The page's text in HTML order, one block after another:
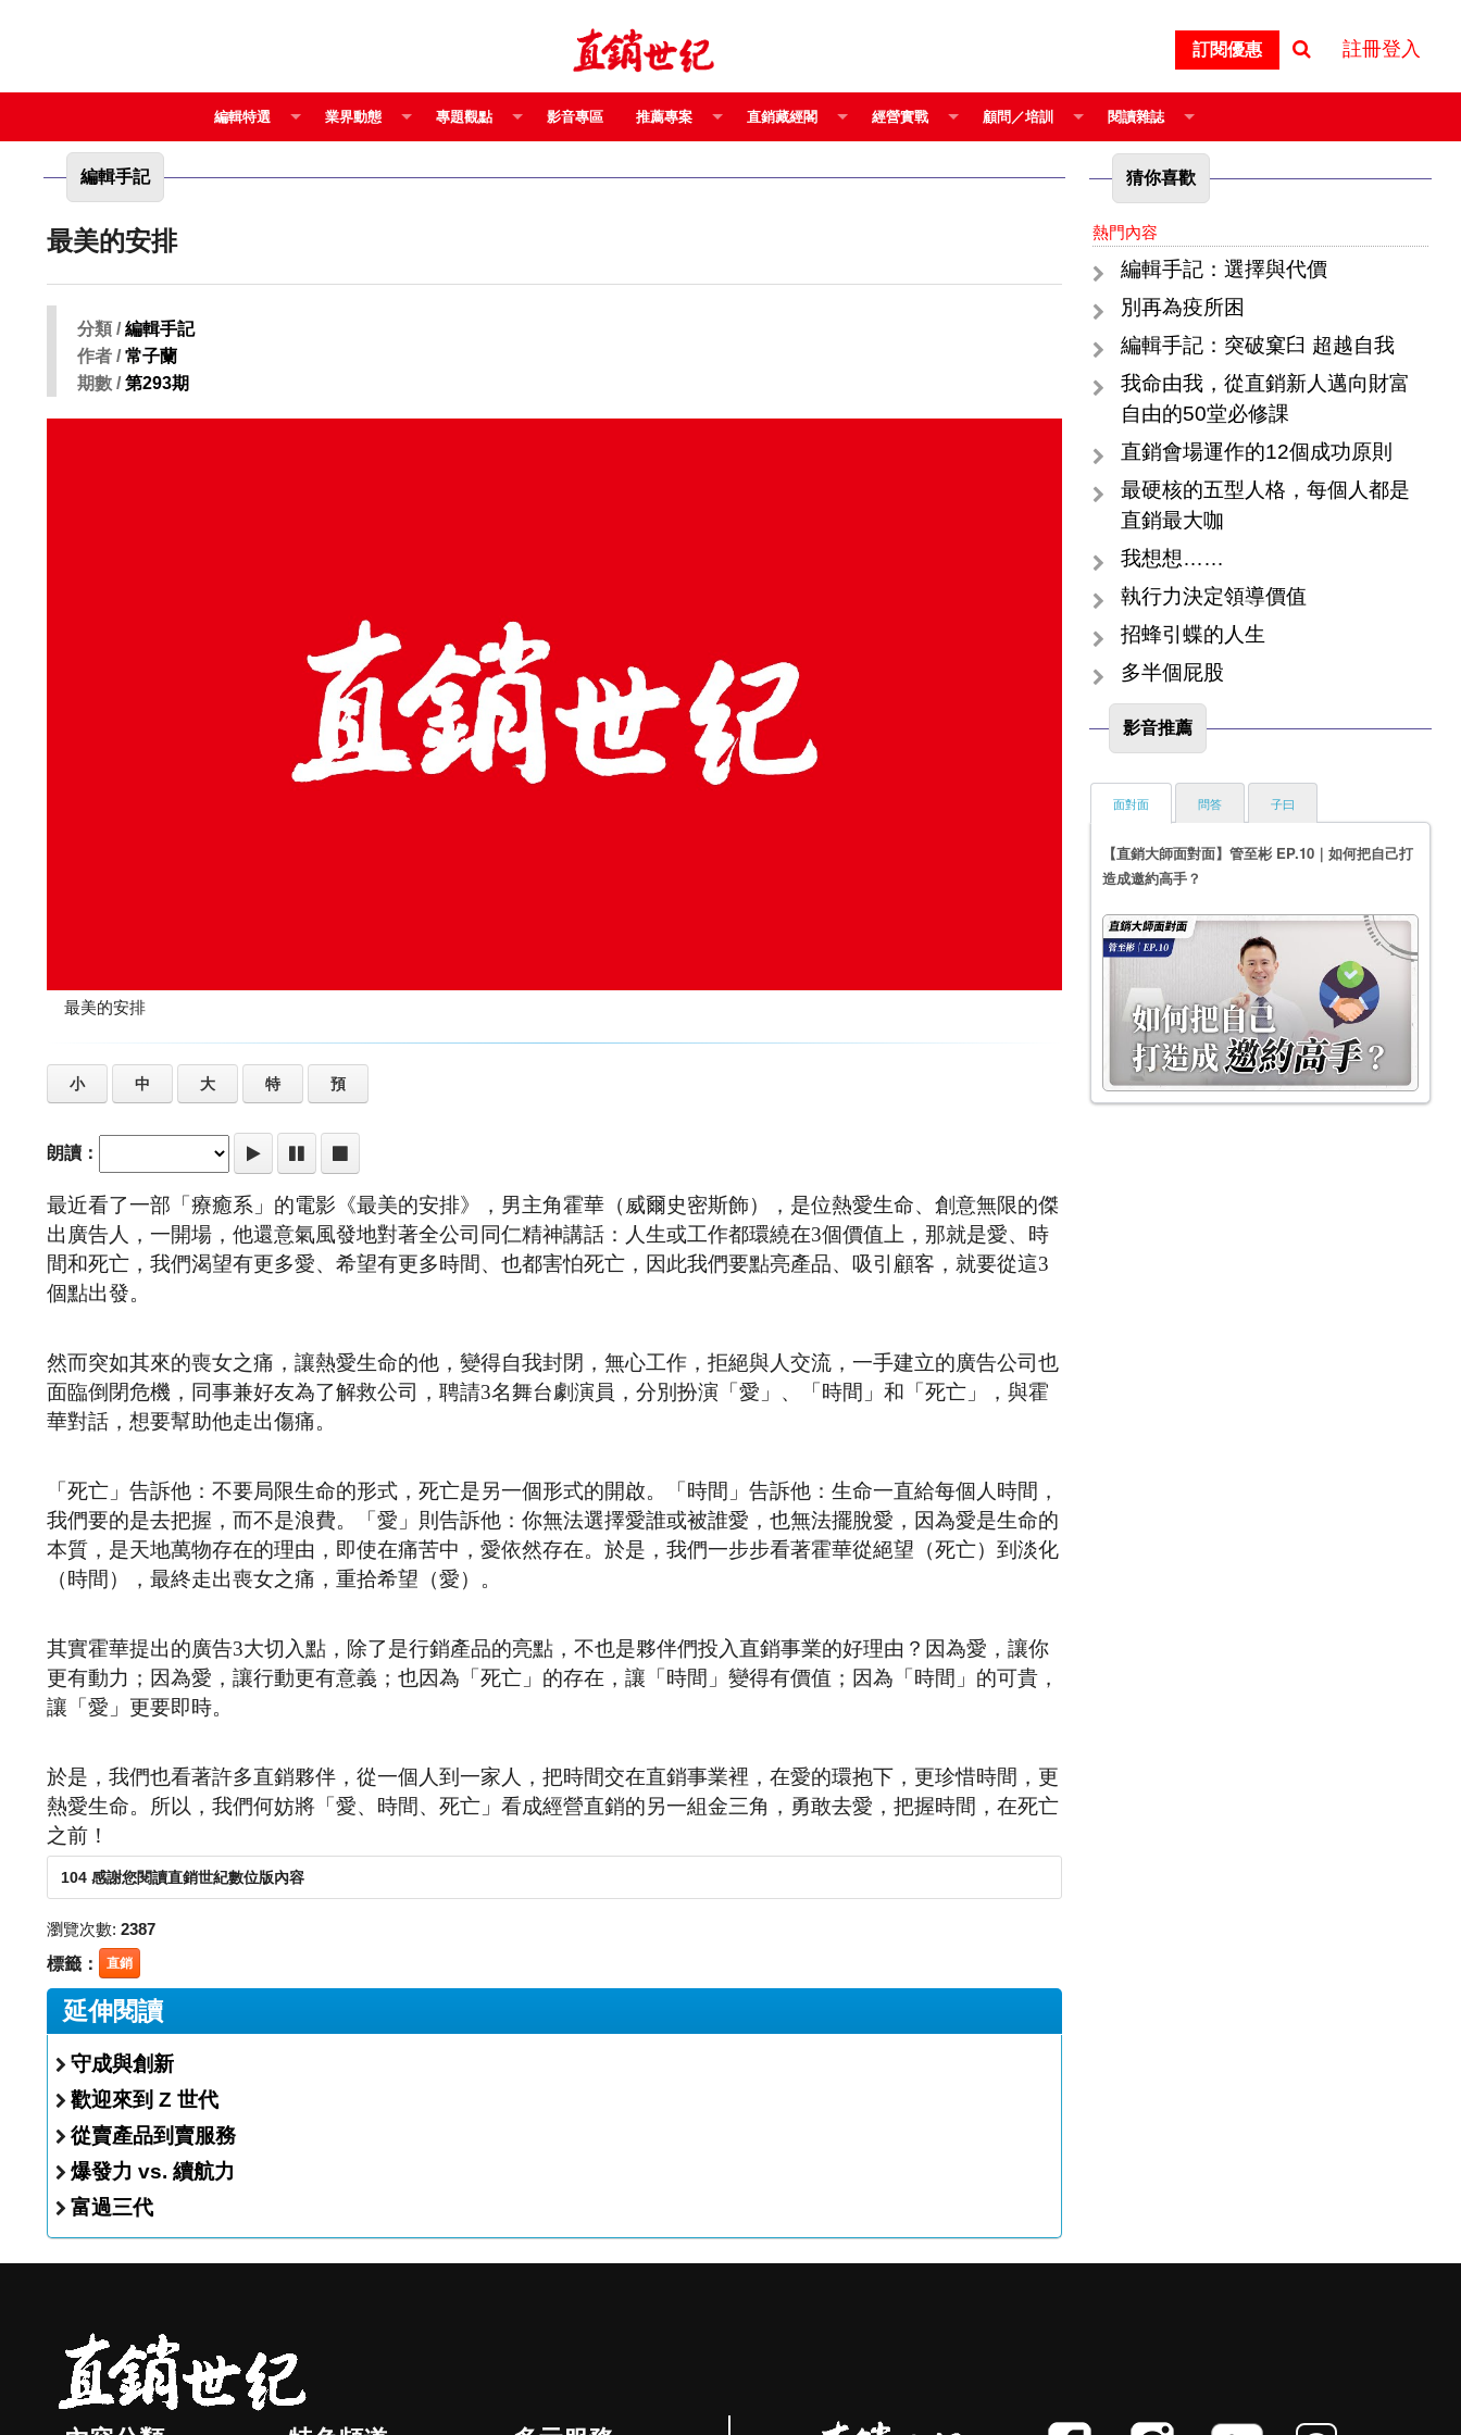
訂閱優惠 註冊登入
編輯特選 業界動態 專題觀點 影音專區 推薦專案 直銷藏經閣 經營實戰 顧問／培訓 閱讀雜誌
編輯手記
最美的安排
分類 /編輯手記
作者 /常子蘭
期數 /第293期
最美的安排
小 中 大 特 預
朗讀：
最近看了一部「療癒系」的電影《最美的安排》，男主角霍華（威爾史密斯飾），是位熱愛生命、創意無限的傑
出廣告人，一開場，他還意氣風發地對著全公司同仁精神講話：人生或工作都環繞在3個價值上，那就是愛、時
間和死亡，我們渴望有更多愛、希望有更多時間、也都害怕死亡，因此我們要點亮產品、吸引顧客，就要從這3
個點出發。
然而突如其來的喪女之痛，讓熱愛生命的他，變得自我封閉，無心工作，拒絕與人交流，一手建立的廣告公司也
面臨倒閉危機，同事兼好友為了解救公司，聘請3名舞台劇演員，分別扮演「愛」、「時間」和「死亡」，與霍
華對話，想要幫助他走出傷痛。
「死亡」告訴他：不要局限生命的形式，死亡是另一個形式的開啟。「時間」告訴他：生命一直給每個人時間，
我們要的是去把握，而不是浪費。「愛」則告訴他：你無法選擇愛誰或被誰愛，也無法擺脫愛，因為愛是生命的
本質，是天地萬物存在的理由，即使在痛苦中，愛依然存在。於是，我們一步步看著霍華從絕望（死亡）到淡化
（時間），最終走出喪女之痛，重拾希望（愛）。
其實霍華提出的廣告3大切入點，除了是行銷產品的亮點，不也是夥伴們投入直銷事業的好理由？因為愛，讓你
更有動力；因為愛，讓行動更有意義；也因為「死亡」的存在，讓「時間」變得有價值；因為「時間」的可貴，
讓「愛」更要即時。
於是，我們也看著許多直銷夥伴，從一個人到一家人，把時間交在直銷事業裡，在愛的環抱下，更珍惜時間，更
熱愛生命。所以，我們何妨將「愛、時間、死亡」看成經營直銷的另一組金三角，勇敢去愛，把握時間，在死亡
之前！
104 感謝您閱讀直銷世紀數位版內容
瀏覽次數: 2387
標籤： 直銷
延伸閱讀
守成與創新
歡迎來到 Z 世代
從賣產品到賣服務
爆發力 vs. 續航力
富過三代
猜你喜歡
熱門內容
編輯手記：選擇與代價
別再為疫所困
編輯手記：突破窠臼 超越自我
我命由我，從直銷新人邁向財富
自由的50堂必修課
直銷會場運作的12個成功原則
最硬核的五型人格，每個人都是
直銷最大咖
我想想……
執行力決定領導價值
招蜂引蝶的人生
多半個屁股
影音推薦
面對面
【直銷大師面對面】管至彬 EP.10｜如何把自己打
造成邀約高手？
問答 子曰